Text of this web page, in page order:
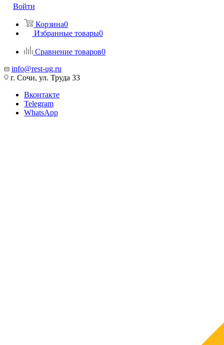
Войти
Корзина0
Избранные товары0
Сравнение товаров0
info@rest-ug.ru
г. Сочи, ул. Труда 33
Вконтакте
Telegram
WhatsApp